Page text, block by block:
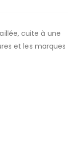
cuite à une
et les marques